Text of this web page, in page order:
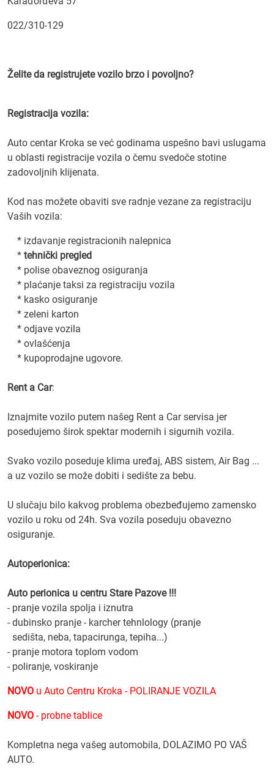
022/310-129
Želite da registrujete vozilo brzo i povoljno?
Registracija vozila:
Auto centar Kroka se već godinama uspešno bavi uslugama
u oblasti registracije vozila o čemu svedoče stotine
zadovoljnih klijenata.
Kod nas možete obaviti sve radnje vezane za registraciju
Vaših vozila:
* izdavanje registracionih nalepnica
* tehnički pregled
* polise obaveznog osiguranja
* plaćanje taksi za registraciju vozila
* kasko osiguranje
* zeleni karton
* odjave vozila
* ovlašćenja
* kupoprodajne ugovore.
Rent a Car:
Iznajmite vozilo putem našeg Rent a Car servisa jer
posedujemo širok spektar modernih i sigurnih vozila.
Svako vozilo poseduje klima uređaj, ABS sistem, Air Bag ...
a uz vozilo se može dobiti i sedište za bebu.
U slučaju bilo kakvog problema obezbeđujemo zamensko
vozilo u roku od 24h. Sva vozila poseduju obavezno
osiguranje.
Autoperionica:
Auto perionica u centru Stare Pazove !!!
- pranje vozila spolja i iznutra
- dubinsko pranje - karcher tehnlology (pranje
sedišta, neba, tapacirunga, tepiha...)
- pranje motora toplom vodom
- poliranje, voskiranje
NOVO u Auto Centru Kroka - POLIRANJE VOZILA
NOVO - probne tablice
Kompletna nega vašeg automobila, DOLAZIMO PO VAŠ
AUTO.